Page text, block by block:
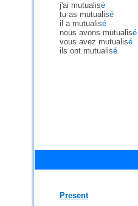
j'ai mutualisé
tu as mutualisé
il a mutualisé
nous avons mutualisé
vous avez mutualisé
ils ont mutualisé
Present